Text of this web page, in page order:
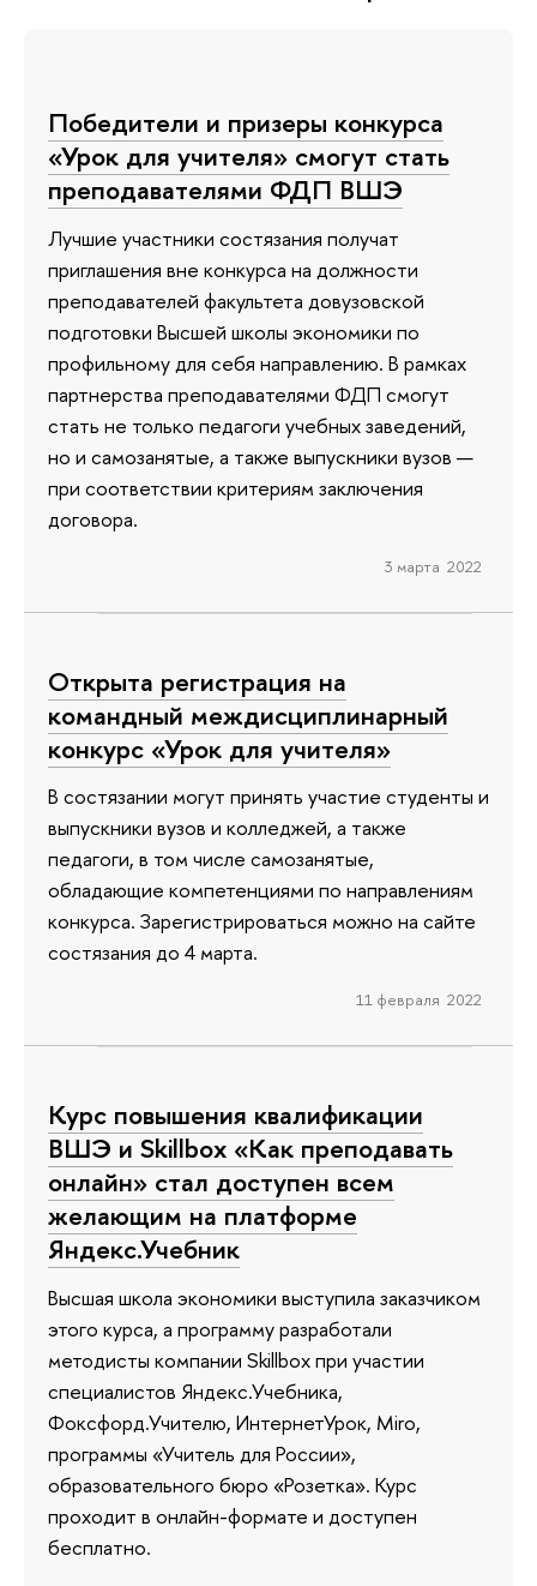
Победители и призеры конкурса
«Урок для учителя» смогут стать
преподавателями ФДП ВШЭ
Лучшие участники состязания получат
приглашения вне конкурса на должности
преподавателей факультета довузовской
подготовки Высшей школы экономики по
профильному для себя направлению. В рамках
партнерства преподавателями ФДП смогут
стать не только педагоги учебных заведений,
но и самозанятые, а также выпускники вузов —
при соответствии критериям заключения
договора.
3 марта 2022
Открыта регистрация на
командный междисциплинарный
конкурс «Урок для учителя»
В состязании могут принять участие студенты и
выпускники вузов и колледжей, а также
педагоги, в том числе самозанятые,
обладающие компетенциями по направлениям
конкурса. Зарегистрироваться можно на сайте
состязания до 4 марта.
11 февраля 2022
Курс повышения квалификации
ВШЭ и Skillbox «Как преподавать
онлайн» стал доступен всем
желающим на платформе
Яндекс.Учебник
Высшая школа экономики выступила заказчиком
этого курса, а программу разработали
методисты компании Skillbox при участии
специалистов Яндекс.Учебника,
Фоксфорд.Учителю, ИнтернетУрок, Miro,
программы «Учитель для России»,
образовательного бюро «Розетка». Курс
проходит в онлайн-формате и доступен
бесплатно.